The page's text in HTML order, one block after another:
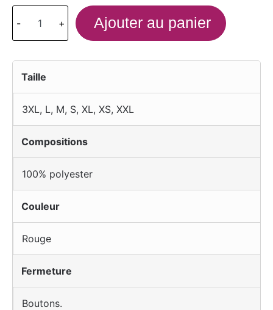
- + Ajouter au panier
Taille
3XL, L, M, S, XL, XS, XXL
Compositions
100% polyester
Couleur
Rouge
Fermeture
Boutons.